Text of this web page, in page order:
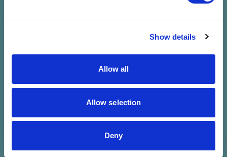
Show details
Allow all
Allow selection
Deny
Vár a
VölgyShop!